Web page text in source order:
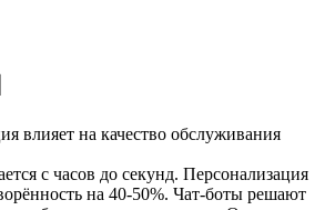
влияет на качество обслуживания
с часов до секунд. Персонализация
на 40-50%. Чат-боты решают